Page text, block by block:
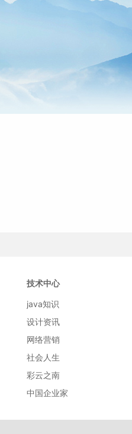
技术中心
java知识
设计资讯
网络营销
社会人生
彩云之南
中国企业家